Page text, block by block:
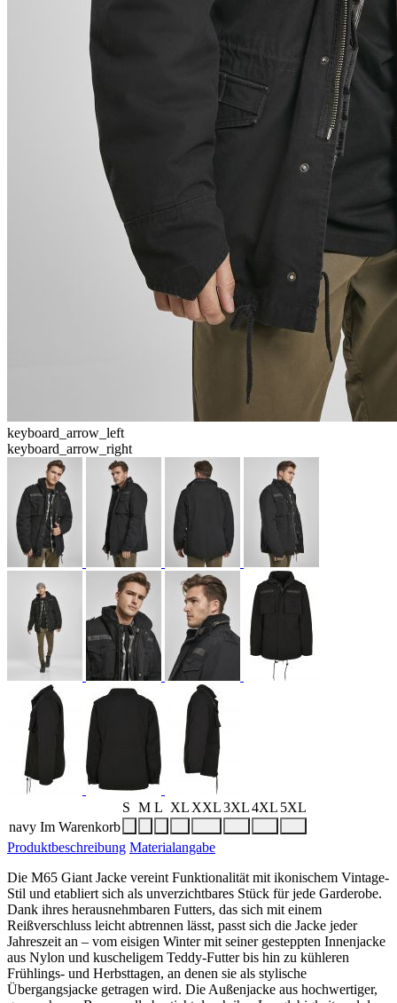
keyboard_arrow_left
keyboard_arrow_right
S M L XL XXL3XL4XL 5XL
navy Im Warenkorb
Produktbeschreibung Materialangabe
Die M65 Giant Jacke vereint Funktionalität mit ikonischem Vintage-
Stil und etabliert sich als unverzichtbares Stück für jede Garderobe.
Dank ihres herausnehmbaren Futters, das sich mit einem
Reißverschluss leicht abtrennen lässt, passt sich die Jacke jeder
Jahreszeit an – vom eisigen Winter mit seiner gesteppten Innenjacke
aus Nylon und kuscheligem Teddy-Futter bis hin zu kühleren
Frühlings- und Herbsttagen, an denen sie als stylische
Übergangsjacke getragen wird. Die Außenjacke aus hochwertiger,